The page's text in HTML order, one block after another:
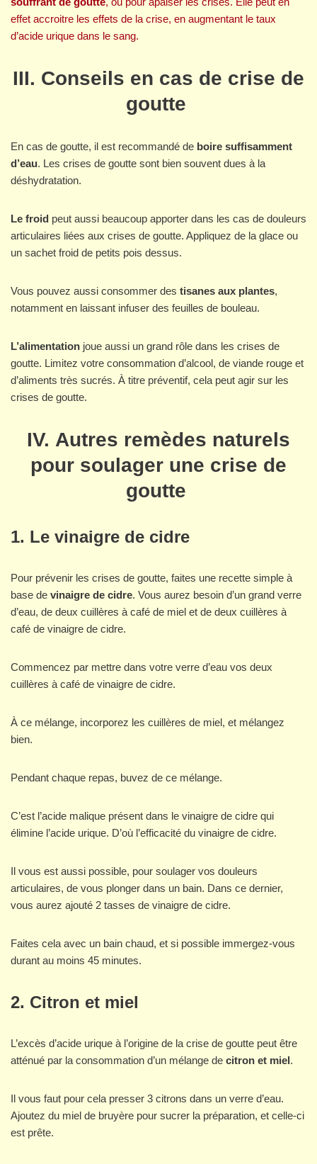
effet accroitre les effets de la crise, en augmentant le taux
d’acide urique dans le sang.
III. Conseils en cas de crise de
goutte
En cas de goutte, il est recommandé de boire suffisamment
d’eau. Les crises de goutte sont bien souvent dues à la
déshydratation.
Le froid peut aussi beaucoup apporter dans les cas de douleurs
articulaires liées aux crises de goutte. Appliquez de la glace ou
un sachet froid de petits pois dessus.
Vous pouvez aussi consommer des tisanes aux plantes,
notamment en laissant infuser des feuilles de bouleau.
L’alimentation joue aussi un grand rôle dans les crises de
goutte. Limitez votre consommation d’alcool, de viande rouge et
d’aliments très sucrés. À titre préventif, cela peut agir sur les
crises de goutte.
IV. Autres remèdes naturels
pour soulager une crise de
goutte
1. Le vinaigre de cidre
Pour prévenir les crises de goutte, faites une recette simple à
base de vinaigre de cidre. Vous aurez besoin d’un grand verre
d’eau, de deux cuillères à café de miel et de deux cuillères à
café de vinaigre de cidre.
Commencez par mettre dans votre verre d’eau vos deux
cuillères à café de vinaigre de cidre.
À ce mélange, incorporez les cuillères de miel, et mélangez
bien.
Pendant chaque repas, buvez de ce mélange.
C’est l’acide malique présent dans le vinaigre de cidre qui
élimine l’acide urique. D’où l’efficacité du vinaigre de cidre.
Il vous est aussi possible, pour soulager vos douleurs
articulaires, de vous plonger dans un bain. Dans ce dernier,
vous aurez ajouté 2 tasses de vinaigre de cidre.
Faites cela avec un bain chaud, et si possible immergez-vous
durant au moins 45 minutes.
2. Citron et miel
L’excès d’acide urique à l’origine de la crise de goutte peut être
atténué par la consommation d’un mélange de citron et miel.
Il vous faut pour cela presser 3 citrons dans un verre d’eau.
Ajoutez du miel de bruyère pour sucrer la préparation, et celle-ci
est prête.